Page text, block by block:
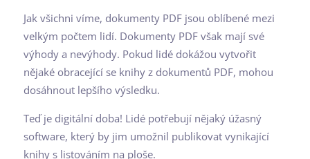
Jak všichni víme, dokumenty PDF jsou oblíbené mezi
velkým počtem lidí. Dokumenty PDF však mají své
výhody a nevýhody. Pokud lidé dokážou vytvořit
nějaké obracející se knihy z dokumentů PDF, mohou
dosáhnout lepšího výsledku.
Teď je digitální doba! Lidé potřebují nějaký úžasný
software, který by jim umožnil publikovat vynikající
knihy s listováním na ploše.